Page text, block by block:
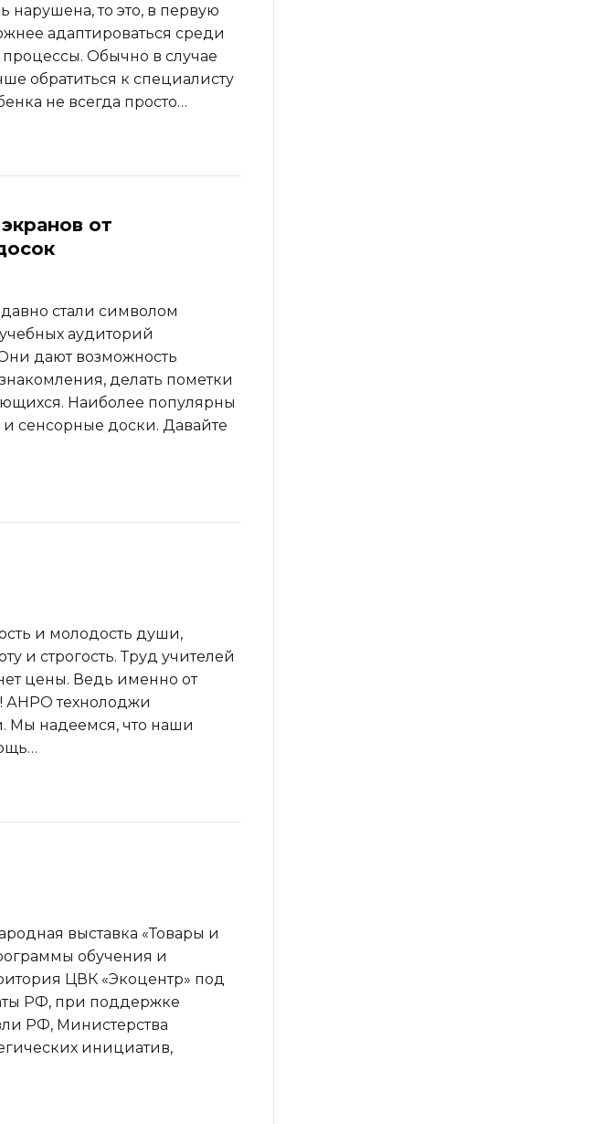
нарушена, то это, в первую
адаптироваться среди
Обычно в случае
обратиться к специалисту
не всегда просто…
от
стали символом
аудиторий
дают возможность
делать пометки
Наиболее популярны
сенсорные доски. Давайте
и молодость души,
и строгость. Труд учителей
цены. Ведь именно от
АНРО технолоджи
Мы надеемся, что наши
выставка «Товары и
обучения и
ЦВК «Экоцентр» под
РФ, при поддержке
РФ, Министерства
инициатив,